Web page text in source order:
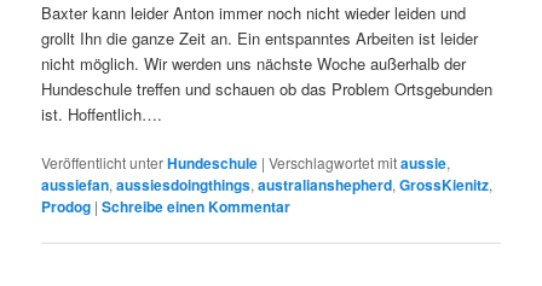
Baxter kann leider Anton immer noch nicht wieder leiden und
grollt Ihn die ganze Zeit an. Ein entspanntes Arbeiten ist leider
nicht möglich. Wir werden uns nächste Woche außerhalb der
Hundeschule treffen und schauen ob das Problem Ortsgebunden
ist. Hoffentlich….
Veröffentlicht unterHundeschule |Verschlagwortet mitaussie,
aussiefan,aussiesdoingthings,australianshepherd,GrossKienitz,
Prodog |Schreibe einen Kommentar